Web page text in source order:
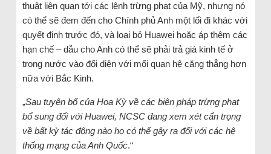
thuật liên quan tới các lệnh trừng phạt của Mỹ, nhưng nó
có thể sẽ đem đến cho Chính phủ Anh một lối đi khác với
quyết định trước đó, và loại bỏ Huawei hoặc áp thêm các
hạn chế – dẫu cho Anh có thể sẽ phải trả giá kinh tế ở
trong nước vào đối diện với mối quan hệ căng thẳng hơn
nữa với Bắc Kinh.
„Sau tuyên bố của Hoa Kỳ về các biện pháp trừng phạt
bổ sung đối với Huawei, NCSC đang xem xét cẩn trọng
về bất kỳ tác động nào họ có thể gây ra đối với các hệ
thống mạng của Anh Quốc.“